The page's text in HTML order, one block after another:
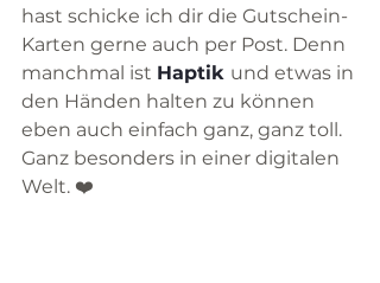
hast schicke ich dir die Gutschein-
Karten gerne auch per Post. Denn
manchmal ist Haptik und etwas in
den Händen halten zu können
eben auch einfach ganz, ganz toll.
Ganz besonders in einer digitalen
Welt. ❤️